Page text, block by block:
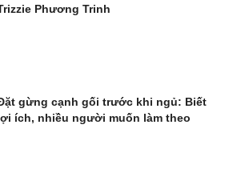
Phương Trinh
gừng cạnh gối trước khi ngủ: Biết
ích, nhiều người muốn làm theo